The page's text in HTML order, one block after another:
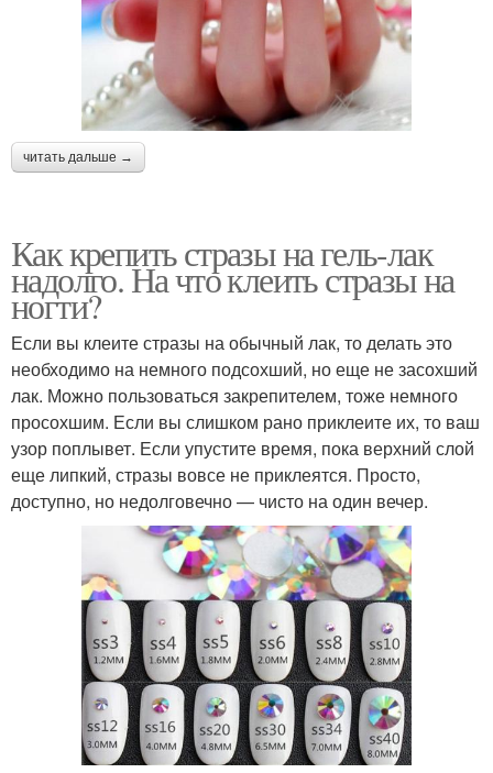
читать дальше →
Как крепить стразы на гель-лак
надолго. На что клеить стразы на
ногти?
Если вы клеите стразы на обычный лак, то делать это
необходимо на немного подсохший, но еще не засохший
лак. Можно пользоваться закрепителем, тоже немного
просохшим. Если вы слишком рано приклеите их, то ваш
узор поплывет. Если упустите время, пока верхний слой
еще липкий, стразы вовсе не приклеятся. Просто,
доступно, но недолговечно — чисто на один вечер.